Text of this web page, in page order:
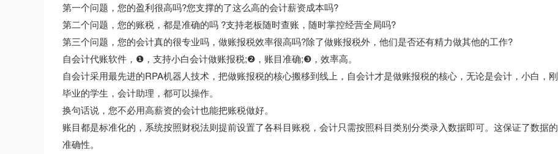
第一个问题，您的盈利很高吗?您支撑的了这么高的会计薪资成本吗?
第二个问题，您的账税，都是准确的吗 ?支持老板随时查账，随时掌控经营全局吗?
第三个问题，您的会计真的很专业吗，做账报税效率很高吗?除了做账报税外，他们是否还有精力做其他的工作?
自会计代账软件，❶，支持小白会计做账报税;❷，账目准确;❸，效率高。
自会计采用最先进的RPA机器人技术，把做账报税的核心搬移到线上，自会计才是做账报税的核心，无论是会计，小白，刚
毕业的学生，会计助理，都可以操作。
换句话说，您不必用高薪资的会计也能把账税做好。
账目都是标准化的，系统按照财税法则提前设置了各科目账税，会计只需按照科目类别分类录入数据即可。这保证了数据的
准确性。